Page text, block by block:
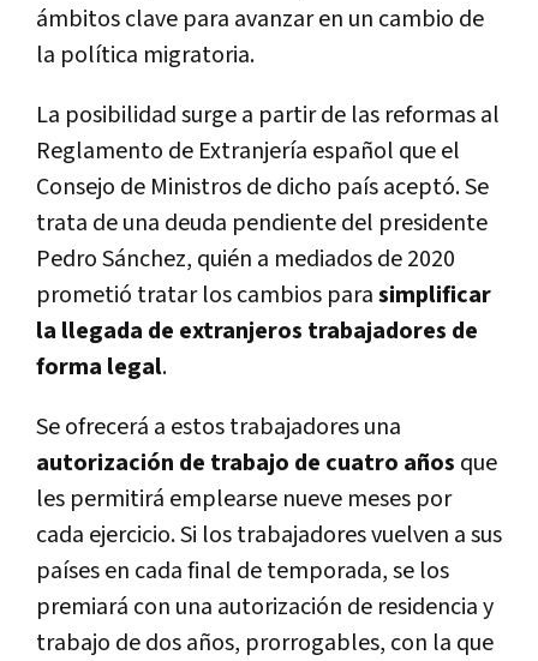
ámbitos clave para avanzar en un cambio de
la política migratoria.
La posibilidad surge a partir de las reformas al
Reglamento de Extranjería español que el
Consejo de Ministros de dicho país aceptó. Se
trata de una deuda pendiente del presidente
Pedro Sánchez, quién a mediados de 2020
prometió tratar los cambios parasimplificar
la llegada de extranjeros trabajadores de
forma legal.
Se ofrecerá a estos trabajadores una
autorización de trabajo de cuatro años que
les permitirá emplearse nueve meses por
cada ejercicio. Si los trabajadores vuelven a sus
países en cada final de temporada, se los
premiará con una autorización de residencia y
trabajo de dos años, prorrogables, con la que